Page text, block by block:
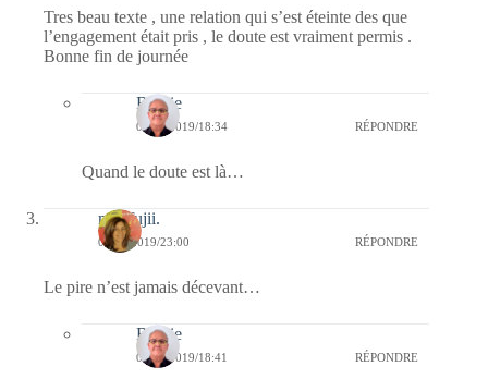
Tres beau texte , une relation qui s’est éteinte des que
l’engagement était pris , le doute est vraiment permis .
Bonne fin de journée
Bernie
04/02/2019/18:34 RÉPONDRE
Quand le doute est là…
missfujii.
02/02/2019/23:00 RÉPONDRE
Le pire n’est jamais décevant…
Bernie
04/02/2019/18:41 RÉPONDRE